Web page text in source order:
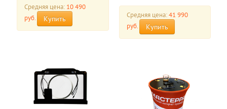
Средняя цена: 10 490
руб.
Купить Средняя цена:41 990
руб.
Купить